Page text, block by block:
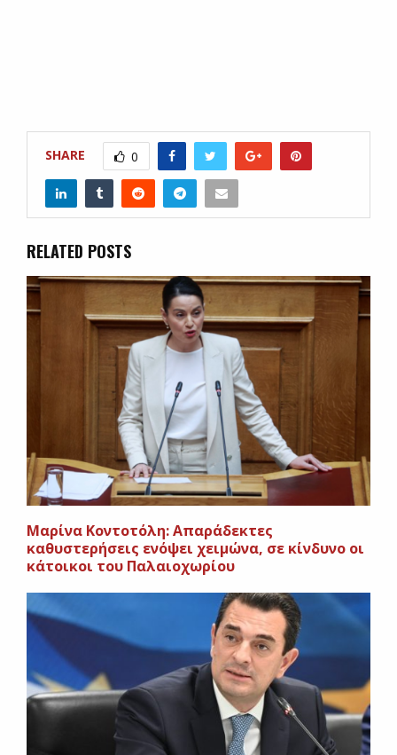
SHARE 0
RELATED POSTS
Μαρίνα Κοντοτόλη: Απαράδεκτες
καθυστερήσεις ενόψει χειμώνα, σε κίνδυνο οι
κάτοικοι του Παλαιοχωρίου